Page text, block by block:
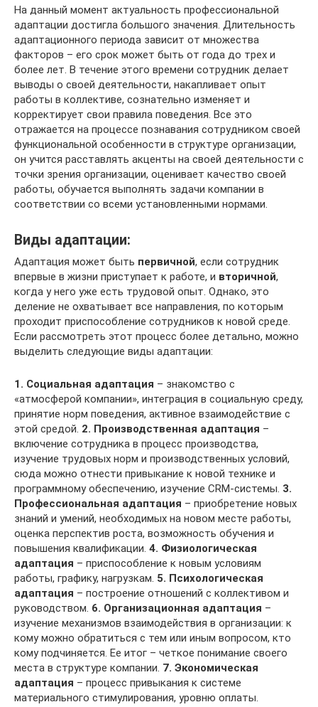
На данный момент актуальность профессиональной
адаптации достигла большого значения. Длительность
адаптационного периода зависит от множества
факторов – его срок может быть от года до трех и
более лет. В течение этого времени сотрудник делает
выводы о своей деятельности, накапливает опыт
работы в коллективе, сознательно изменяет и
корректирует свои правила поведения. Все это
отражается на процессе познавания сотрудником своей
функциональной особенности в структуре организации,
он учится расставлять акценты на своей деятельности с
точки зрения организации, оценивает качество своей
работы, обучается выполнять задачи компании в
соответствии со всеми установленными нормами.
Виды адаптации:
Адаптация может быть первичной, если сотрудник
впервые в жизни приступает к работе, и вторичной,
когда у него уже есть трудовой опыт. Однако, это
деление не охватывает все направления, по которым
проходит приспособление сотрудников к новой среде.
Если рассмотреть этот процесс более детально, можно
выделить следующие виды адаптации:
1. Социальная адаптация – знакомство с
«атмосферой компании», интеграция в социальную среду,
принятие норм поведения, активное взаимодействие с
этой средой. 2. Производственная адаптация –
включение сотрудника в процесс производства,
изучение трудовых норм и производственных условий,
сюда можно отнести привыкание к новой технике и
программному обеспечению, изучение CRM-системы. 3.
Профессиональная адаптация – приобретение новых
знаний и умений, необходимых на новом месте работы,
оценка перспектив роста, возможность обучения и
повышения квалификации. 4. Физиологическая
адаптация – приспособление к новым условиям
работы, графику, нагрузкам. 5. Психологическая
адаптация – построение отношений с коллективом и
руководством. 6. Организационная адаптация –
изучение механизмов взаимодействия в организации: к
кому можно обратиться с тем или иным вопросом, кто
кому подчиняется. Ее итог – четкое понимание своего
места в структуре компании. 7. Экономическая
адаптация – процесс привыкания к системе
материального стимулирования, уровню оплаты.